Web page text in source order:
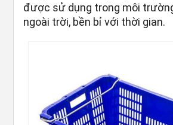
được sử dụng trong môi
ngoài trời, bền bỉ với thời gian.